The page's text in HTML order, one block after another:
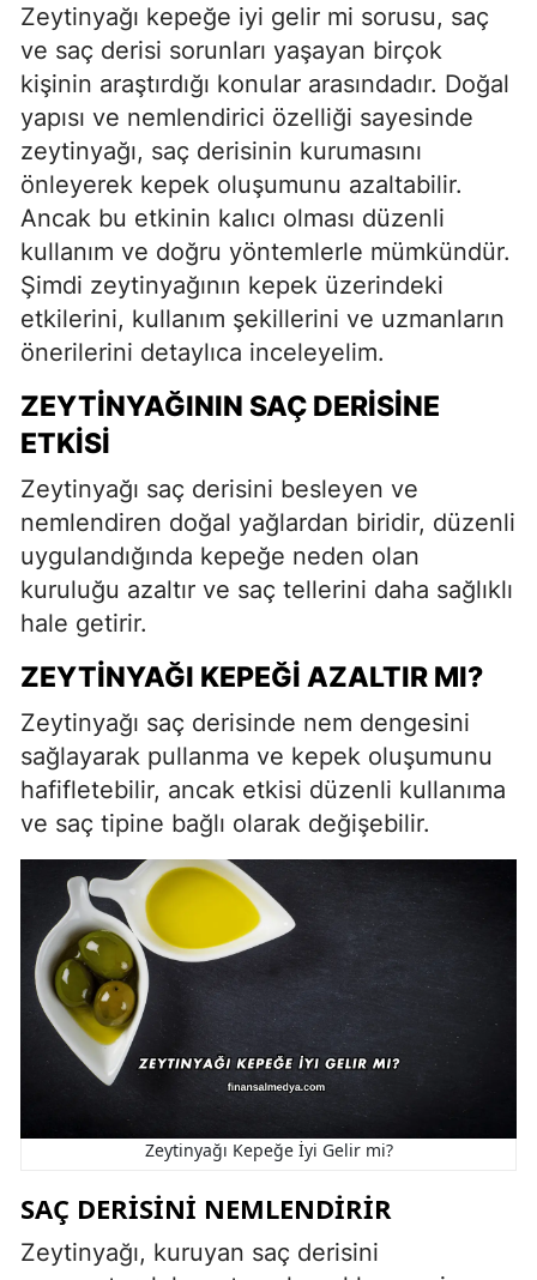
Zeytinyağı kepeğe iyi gelir mi sorusu, saç
ve saç derisi sorunları yaşayan birçok
kişinin araştırdığı konular arasındadır. Doğal
yapısı ve nemlendirici özelliği sayesinde
zeytinyağı, saç derisinin kurumasını
önleyerek kepek oluşumunu azaltabilir.
Ancak bu etkinin kalıcı olması düzenli
kullanım ve doğru yöntemlerle mümkündür.
Şimdi zeytinyağının kepek üzerindeki
etkilerini, kullanım şekillerini ve uzmanların
önerilerini detaylıca inceleyelim.
ZEYTINYAĞININ SAÇ DERISINE
ETKISI
Zeytinyağı saç derisini besleyen ve
nemlendiren doğal yağlardan biridir, düzenli
uygulandığında kepeğe neden olan
kuruluğu azaltır ve saç tellerini daha sağlıklı
hale getirir.
ZEYTINYAĞI KEPEĞI AZALTIR MI?
Zeytinyağı saç derisinde nem dengesini
sağlayarak pullanma ve kepek oluşumunu
hafifletebilir, ancak etkisi düzenli kullanıma
ve saç tipine bağlı olarak değişebilir.
Zeytinyağı Kepeğe İyi Gelir mi?
SAÇ DERISINI NEMLENDIRIR
Zeytinyağı, kuruyan saç derisini